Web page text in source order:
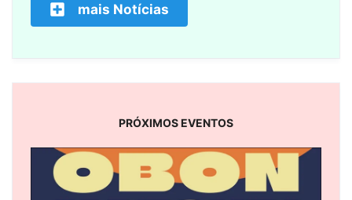
mais Notícias
PRÓXIMOS EVENTOS